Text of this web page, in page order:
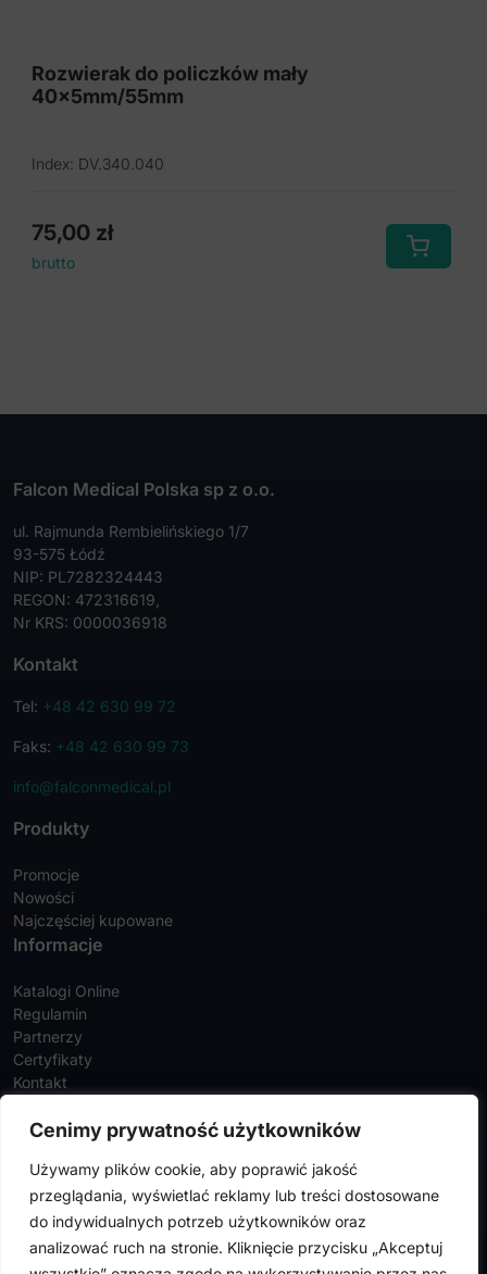
Cenimy prywatność użytkowników
Używamy plików cookie, aby poprawić jakość
przeglądania, wyświetlać reklamy lub treści dostosowane
do indywidualnych potrzeb użytkowników oraz
analizować ruch na stronie. Kliknięcie przycisku „Akceptuj
Rozwierak do policzków mały
40x5mm/55mm
Index: DV.340.040
75,00 zł
brutto
Falcon Medical Polska sp z o.o.
ul. Rajmunda Rembielińskiego 1/7
93-575 Łódź
NIP: PL7282324443
REGON: 472316619,
Nr KRS: 0000036918
Kontakt
Tel: +48 42 630 99 72
Faks: +48 42 630 99 73
info@falconmedical.pl
Produkty
Promocje
Nowości
Najczęściej kupowane
Informacje
Katalogi Online
Regulamin
Partnerzy
Certyfikaty
Kontakt
Zamówienia
Adresy